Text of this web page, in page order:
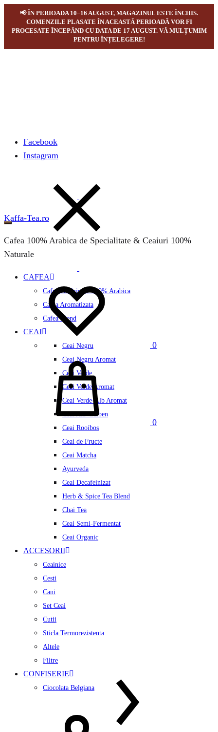
📢 ÎN PERIOADA 10–16 AUGUST, MAGAZINUL ESTE ÎNCHIS.
COMENZILE PLASATE ÎN ACEASTĂ PERIOADĂ VOR FI
PROCESATE ÎNCEPÂND CU DATA DE 17 AUGUST. VĂ MULȚUMIM
PENTRU ÎNȚELEGERE!
Facebook
Instagram
Kaffa-Tea.ro
Cafea 100% Arabica de Specialitate & Ceaiuri 100%
Naturale
CAFEA
Cafea de Origine 100% Arabica
Cafea Aromatizata
Cafea Blend
CEAI
Ceai Negru
Ceai Negru Aromat
Ceai Verde
Ceai Verde Aromat
Ceai Verde-Alb Aromat
Ceai Alb-Galben
Ceai Rooibos
Ceai de Fructe
Ceai Matcha
Ayurveda
Ceai Decafeinizat
Herb & Spice Tea Blend
Chai Tea
Ceai Semi-Fermentat
Ceai Organic
ACCESORII
Ceainice
Cesti
Cani
Set Ceai
Cutii
Sticla Termorezistenta
Altele
Filtre
CONFISERIE
Ciocolata Belgiana
0
0